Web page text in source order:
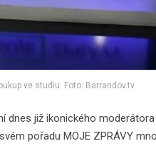
ve studiu. Foto: Barrandov.tv
dnes již ikonického
pořadu MOJE ZPRÁVY